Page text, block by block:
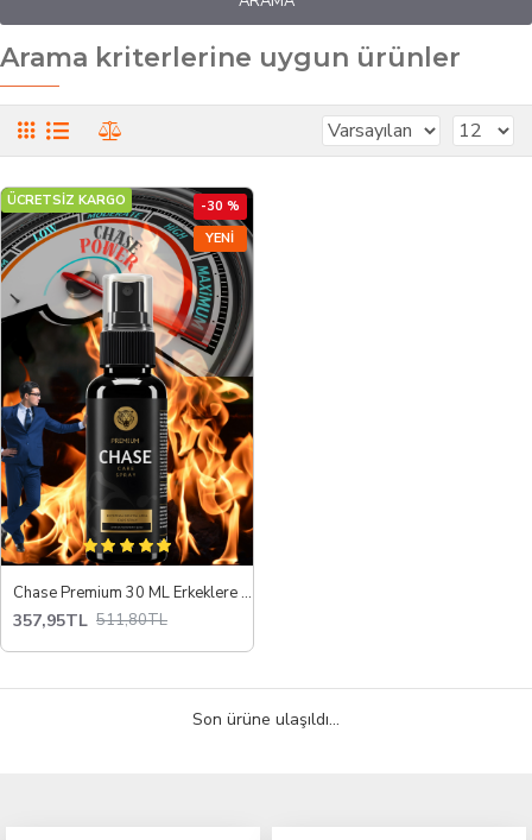
Arama kriterlerine uygun ürünler
YENI
ÜCRETSİZ KARGO -30 %
Chase Premium 30 ML Erkeklere Özel Uzun Deneyim Spreyi
357,95TL 511,80TL
Son ürüne ulaşıldı...